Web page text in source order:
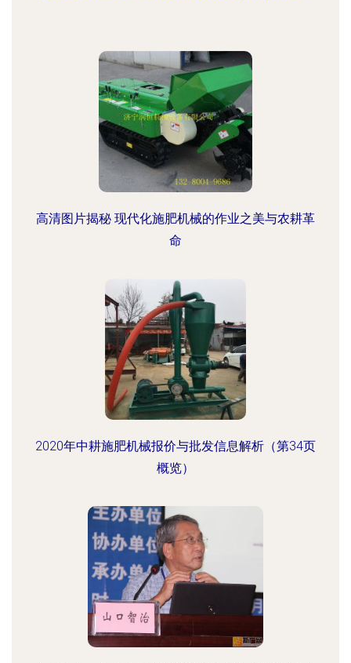
高清图片揭秘 现代化施肥机械的作业之美与农耕革
命
2020年中耕施肥机械报价与批发信息解析（第34页
概览）